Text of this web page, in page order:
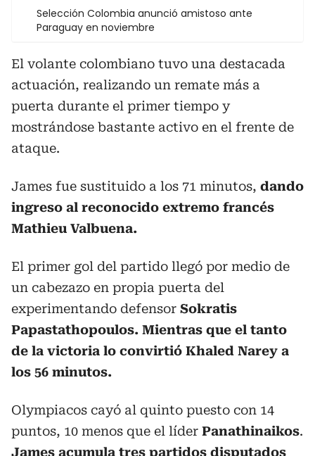
Selección Colombia anunció amistoso ante
Paraguay en noviembre
El volante colombiano tuvo una destacada
actuación, realizando un remate más a
puerta durante el primer tiempo y
mostrándose bastante activo en el frente de
ataque.
James fue sustituido a los 71 minutos, dando
ingreso al reconocido extremo francés
Mathieu Valbuena.
El primer gol del partido llegó por medio de
un cabezazo en propia puerta del
experimentando defensor Sokratis
Papastathopoulos. Mientras que el tanto
de la victoria lo convirtió Khaled Narey a
los 56 minutos.
Olympiacos cayó al quinto puesto con 14
puntos, 10 menos que el líder Panathinaikos.
James acumula tres partidos disputados